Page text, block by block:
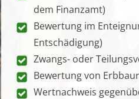
dem Finanzamt)
Bewertung im
Entschädigung)
Zwangs- oder
Bewertung von
Wertnachweis